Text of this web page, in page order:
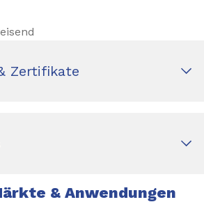
Zertifikate
& Anwendungen